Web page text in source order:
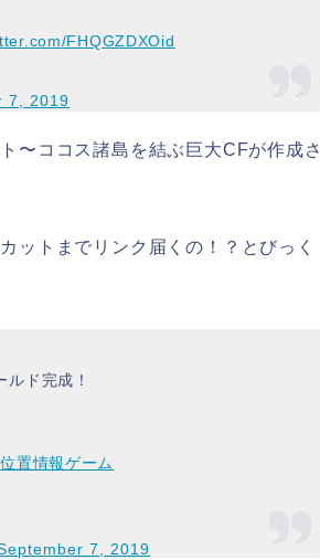
FHQGZDXOid
7, 2019
〜ココス諸島を結ぶ巨大CFが作成さ
ットまでリンク届くの！？とびっく
ド完成！
置情報ゲーム
7, 2019